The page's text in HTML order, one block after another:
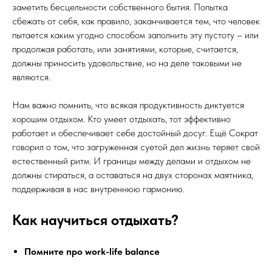
заметить бесцельности собственного бытия. Попытка
сбежать от себя, как правило, заканчивается тем, что человек
пытается каким угодно способом заполнить эту пустоту – или
продолжая работать, или занятиями, которые, считается,
должны приносить удовольствие, но на деле таковыми не
являются.
Нам важно помнить, что всякая продуктивность диктуется
хорошим отдыхом. Кто умеет отдыхать, тот эффективно
работает и обеспечивает себе достойный досуг. Ещё Сократ
говорил о том, что загруженная суетой дел жизнь теряет свой
естественный ритм. И границы между делами и отдыхом не
должны стираться, а оставаться на двух сторонах маятника,
поддерживая в нас внутреннюю гармонию.
Как научиться отдыхать?
Помните про work-life balance